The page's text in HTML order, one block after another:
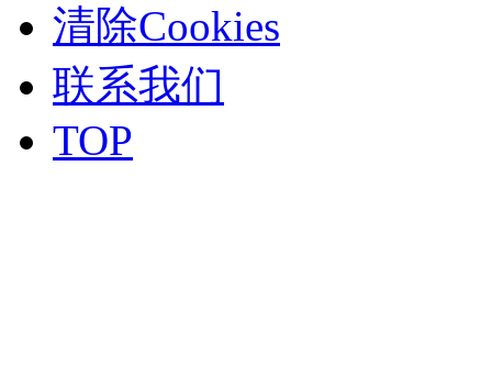
清除Cookies
联系我们
TOP